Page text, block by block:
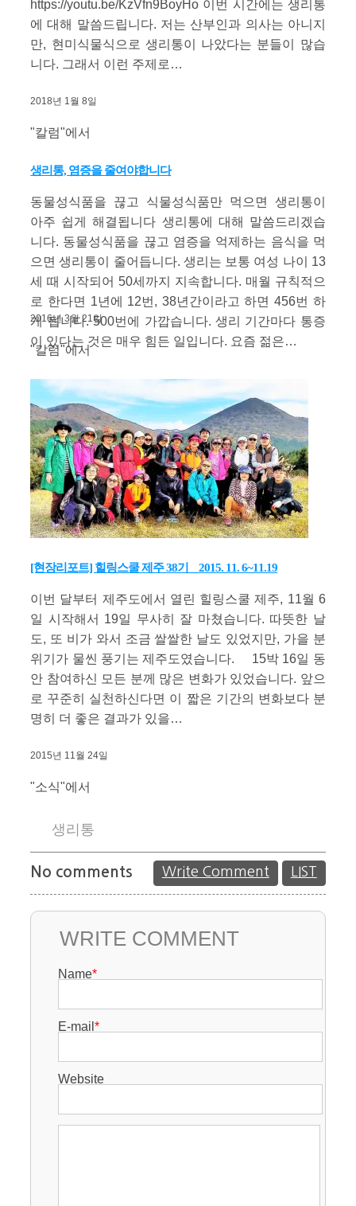
https://youtu.be/KzVfn9BoyHo 이번 시간에는 생리통
에 대해 말씀드립니다. 저는 산부인과 의사는 아니지
만, 현미식물식으로 생리통이 나았다는 분들이 많습
니다. 그래서 이런 주제로…
2018년 1월 8일
"칼럼"에서
생리통, 염증을 줄여야합니다
동물성식품을 끊고 식물성식품만 먹으면 생리통이
아주 쉽게 해결됩니다 생리통에 대해 말씀드리겠습
니다. 동물성식품을 끊고 염증을 억제하는 음식을 먹
으면 생리통이 줄어듭니다. 생리는 보통 여성 나이 13
세 때 시작되어 50세까지 지속합니다. 매월 규칙적으
로 한다면 1년에 12번, 38년간이라고 하면 456번 하
게 됩니다. 500번에 가깝습니다. 생리 기간마다 통증
이 있다는 것은 매우 힘든 일입니다. 요즘 젊은…
2016년 3월 21일
"칼럼"에서
[현장리포트] 힐링스쿨 제주 38기 _ 2015. 11. 6~11.19
이번 달부터 제주도에서 열린 힐링스쿨 제주, 11월 6
일 시작해서 19일 무사히 잘 마쳤습니다. 따뜻한 날
도, 또 비가 와서 조금 쌀쌀한 날도 있었지만, 가을 분
위기가 물씬 풍기는 제주도였습니다. 15박 16일 동
안 참여하신 모든 분께 많은 변화가 있었습니다. 앞으
로 꾸준히 실천하신다면 이 짧은 기간의 변화보다 분
명히 더 좋은 결과가 있을…
2015년 11월 24일
"소식"에서
생리통
No comments Write Comment LIST
WRITE COMMENT
Name*
E-mail*
Website